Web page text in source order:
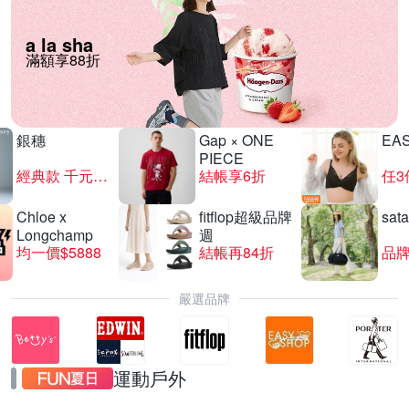
a la sha
滿額享88折
銀穗
經典款 千元有找
Gap × ONE
PIECE
結帳享6折
任3
Chloe x
Longchamp
均一價$5888
fitflop超級品牌
週
結帳再84折
品
嚴選品牌
運動戶外